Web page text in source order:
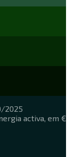
2025
activa, em